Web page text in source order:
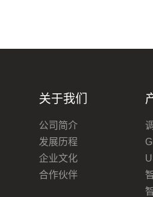
关于我们
公司简介
发展历程
企业文化
合作伙伴